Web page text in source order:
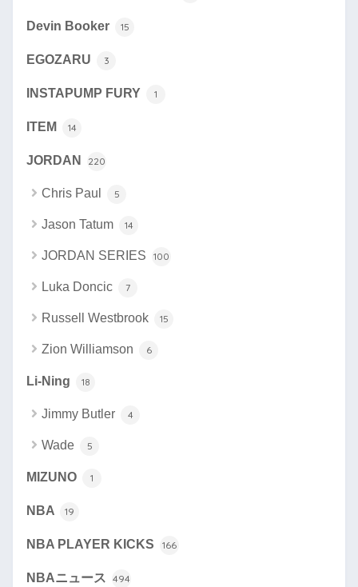
Devin Booker 15
EGOZARU 3
INSTAPUMP FURY 1
ITEM 14
JORDAN 220
Chris Paul 5
Jason Tatum 14
JORDAN SERIES 100
Luka Doncic 7
Russell Westbrook 15
Zion Williamson 6
Li-Ning 18
Jimmy Butler 4
Wade 5
MIZUNO 1
NBA 19
NBA PLAYER KICKS 166
NBAニュース 494